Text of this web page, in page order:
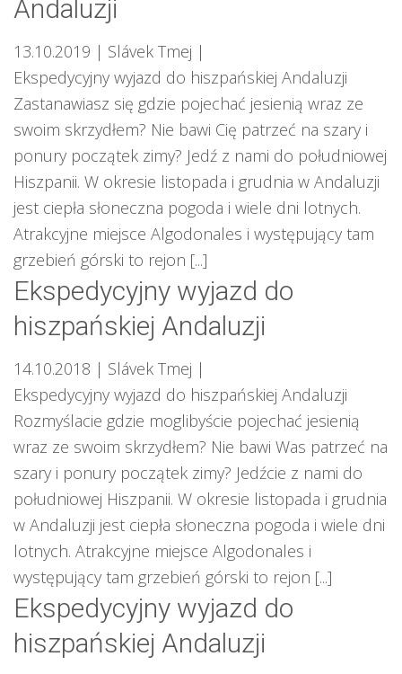
Andaluzji
13.10.2019 | Slávek Tmej |
Ekspedycyjny wyjazd do hiszpańskiej Andaluzji
Zastanawiasz się gdzie pojechać jesienią wraz ze
swoim skrzydłem? Nie bawi Cię patrzeć na szary i
ponury początek zimy? Jedź z nami do południowej
Hiszpanii. W okresie listopada i grudnia w Andaluzji
jest ciepła słoneczna pogoda i wiele dni lotnych.
Atrakcyjne miejsce Algodonales i występujący tam
grzebień górski to rejon [...]
Ekspedycyjny wyjazd do
hiszpańskiej Andaluzji
14.10.2018 | Slávek Tmej |
Ekspedycyjny wyjazd do hiszpańskiej Andaluzji
Rozmyślacie gdzie moglibyście pojechać jesienią
wraz ze swoim skrzydłem? Nie bawi Was patrzeć na
szary i ponury początek zimy? Jedźcie z nami do
południowej Hiszpanii. W okresie listopada i grudnia
w Andaluzji jest ciepła słoneczna pogoda i wiele dni
lotnych. Atrakcyjne miejsce Algodonales i
występujący tam grzebień górski to rejon [...]
Ekspedycyjny wyjazd do
hiszpańskiej Andaluzji